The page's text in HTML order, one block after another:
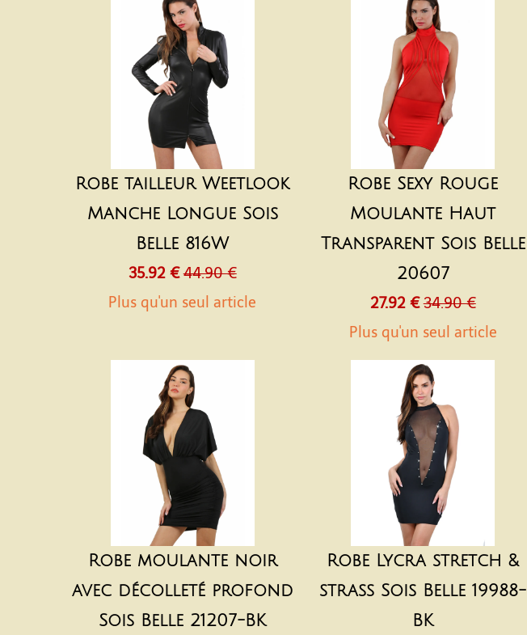
Robe tailleur Weetlook
Manche Longue Sois
Belle 816W
35.92 € 44.90 €
Plus qu'un seul article
Robe Sexy Rouge
Moulante Haut
Transparent Sois Belle
20607
27.92 € 34.90 €
Plus qu'un seul article
Robe moulante noir
avec décolleté profond
Sois Belle 21207-BK
Robe Lycra stretch &
strass Sois Belle 19988-
BK